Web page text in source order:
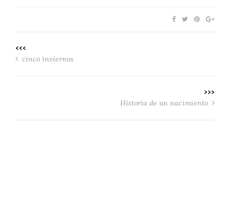
<<<
cinco inviernos
>>>
Historia de un nacimiento